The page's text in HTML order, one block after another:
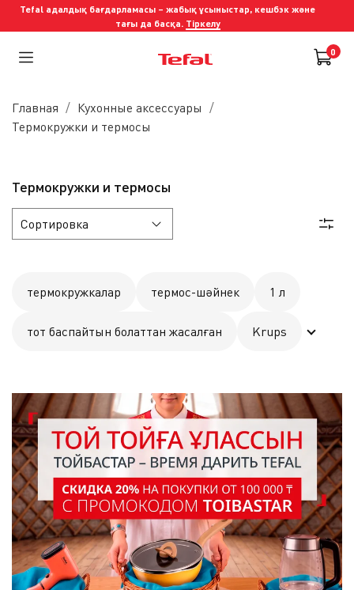
Tefal адалдық бағдарламасы – жабық ұсыныстар, кешбэк және
тағы да басқа. Тіркелу
0
Главная
Кухонные аксессуары
Термокружки и термосы
Термокружки и термосы
термокружкалар термос-шәйнек 1 л
тот баспайтын болаттан жасалған Krups